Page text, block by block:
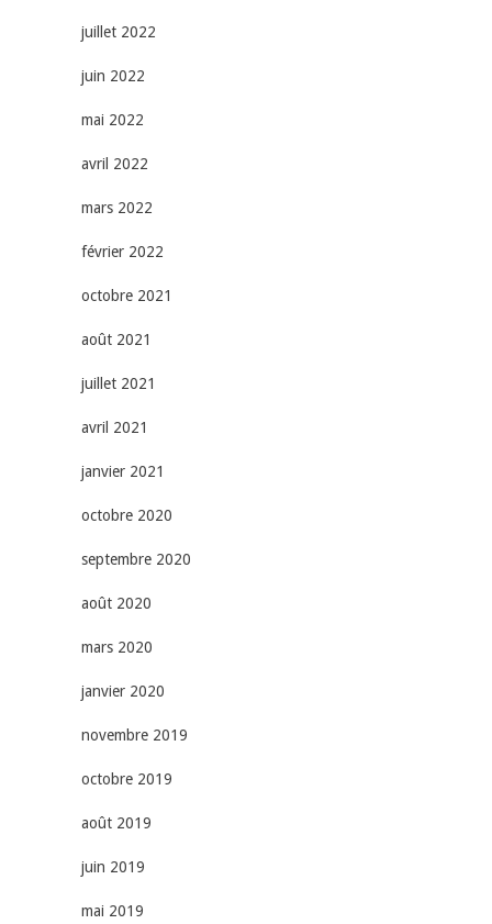
juillet 2022
juin 2022
mai 2022
avril 2022
mars 2022
février 2022
octobre 2021
août 2021
juillet 2021
avril 2021
janvier 2021
octobre 2020
septembre 2020
août 2020
mars 2020
janvier 2020
novembre 2019
octobre 2019
août 2019
juin 2019
mai 2019